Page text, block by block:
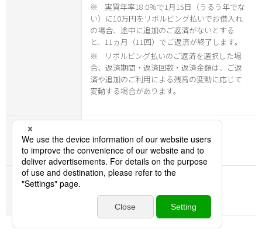
※
実質年率18.0％で1月15日（うるう年でな
い）に10万円をリボルビング払いでお借入れ
の場合、途中に追加のご返済がないとする
と、11ヵ月（11回）でご返済が終了します。
※
リボルビング払いのご返済を選択した場
合、返済期間・返済回数・返済金額は、ご返
済や追加のご利用による残高の変動に応じて
変動する場合があります。
貸付の利率 実質年率6.0％～18.0％
遅延損害金率